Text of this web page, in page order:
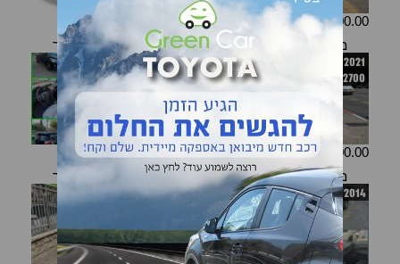
49900.00 ₪
מיצובישי ספייס סטאר
2021
2700 ק"מ
62900.00 ₪
מיצובישי ספייס סטאר
2022
82900.00 ₪
מיצובישי ספייס סטאר
2014
מיצובישי ספייס סטאר
2015